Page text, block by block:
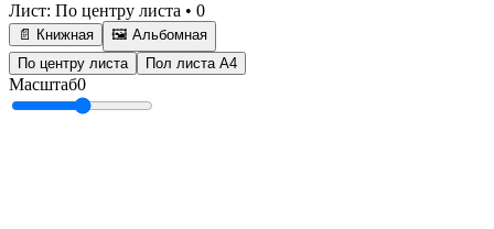
Лист: По центру листа • 0
📄 Книжная
🖼️ Альбомная
По центру листа
Пол листа А4
Масштаб0